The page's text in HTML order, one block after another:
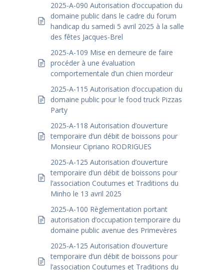
2025-A-090 Autorisation d’occupation du
domaine public dans le cadre du forum
handicap du samedi 5 avril 2025 à la salle
des fêtes Jacques-Brel
2025-A-109 Mise en demeure de faire
procéder à une évaluation
comportementale d’un chien mordeur
2025-A-115 Autorisation d’occupation du
domaine public pour le food truck Pizzas
Party
2025-A-118 Autorisation d’ouverture
temporaire d’un débit de boissons pour
Monsieur Cipriano RODRIGUES
2025-A-125 Autorisation d’ouverture
temporaire d’un débit de boissons pour
l’association Coutumes et Traditions du
Minho le 13 avril 2025
2025-A-100 Règlementation portant
autorisation d’occupation temporaire du
domaine public avenue des Primevères
2025-A-125 Autorisation d’ouverture
temporaire d’un débit de boissons pour
l’association Coutumes et Traditions du